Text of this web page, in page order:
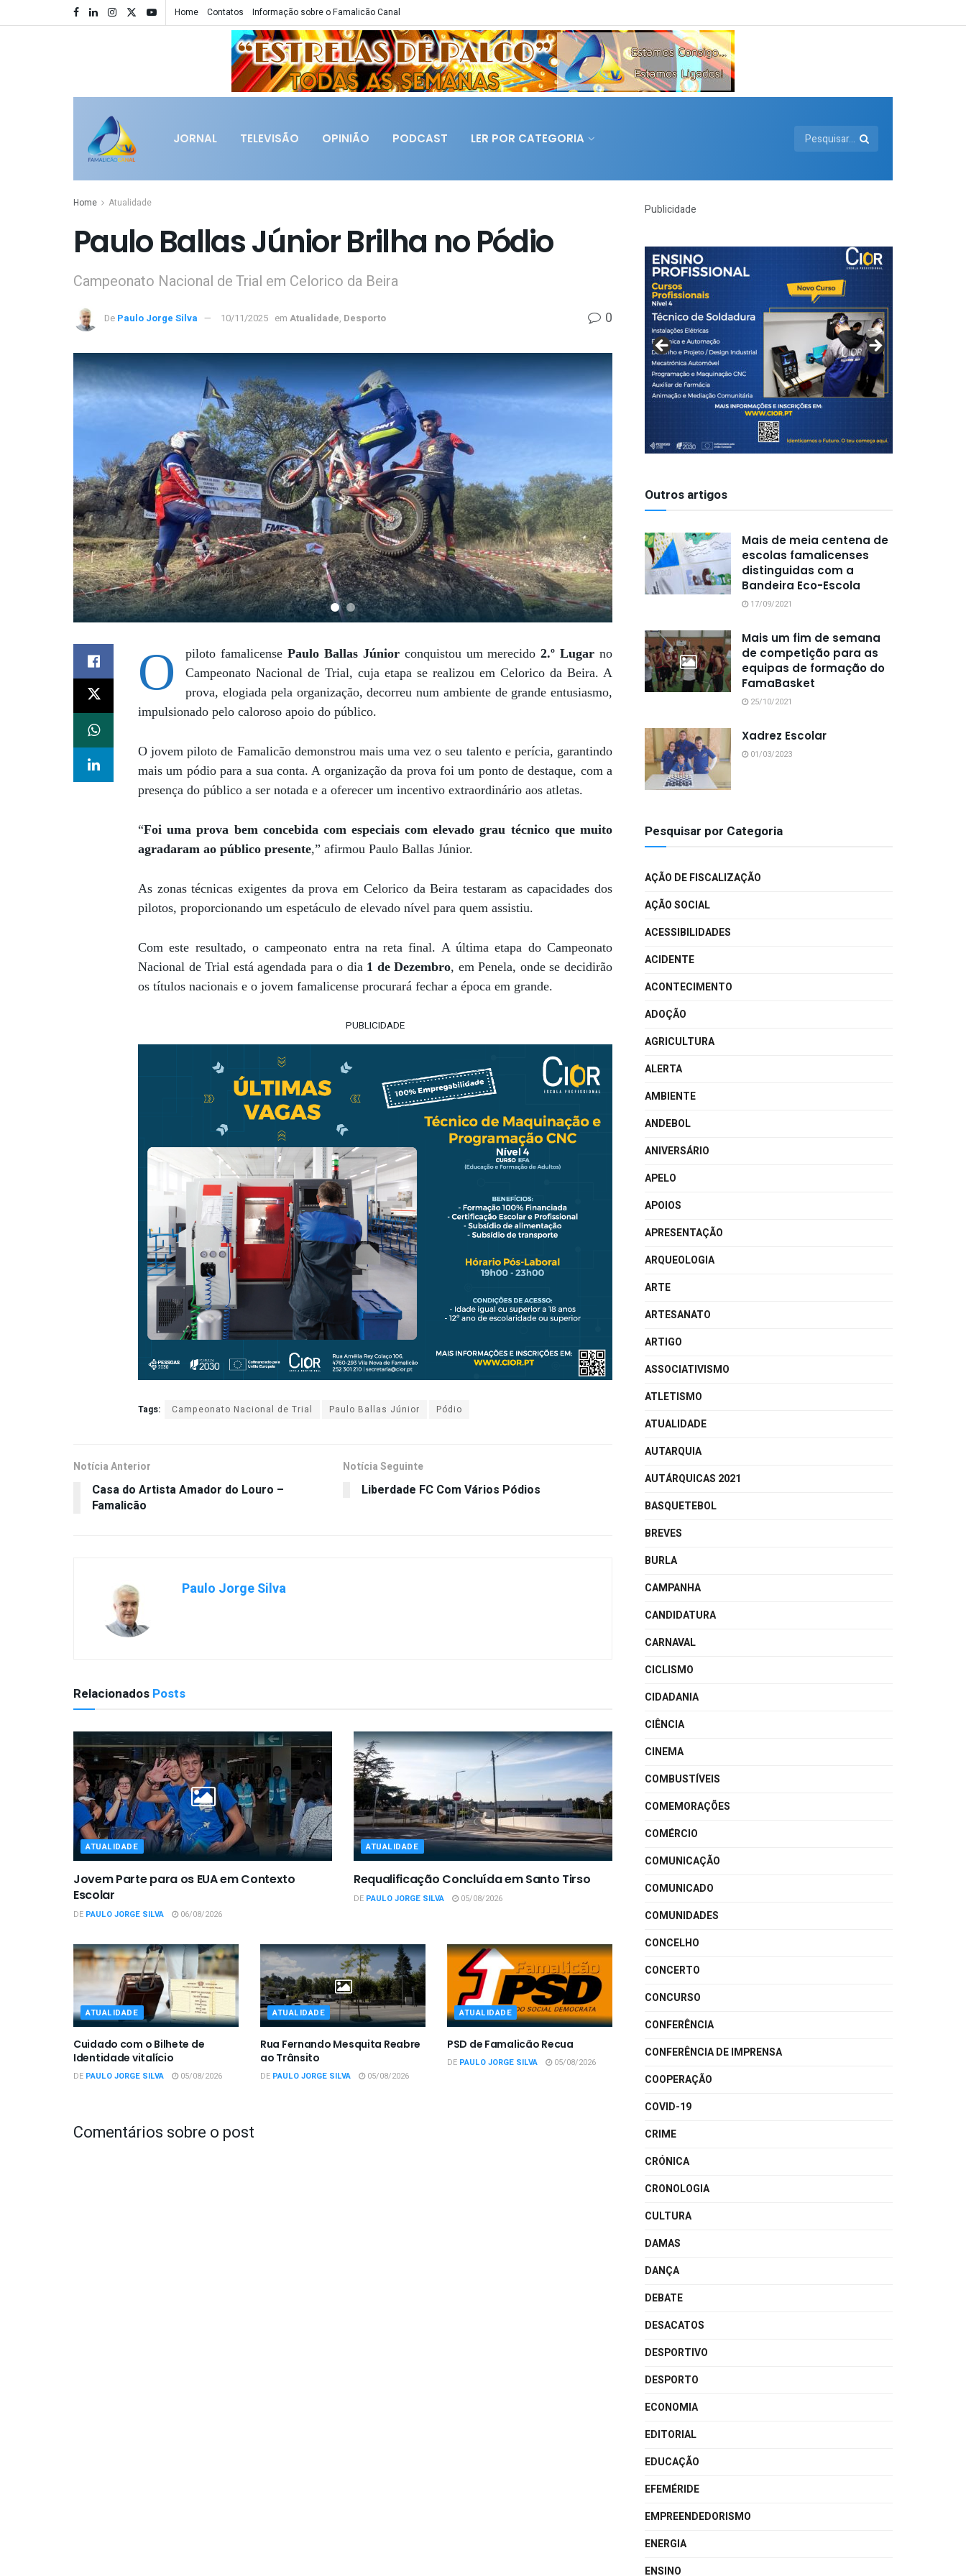
Home Contatos Informação sobre o Famalicão Canal
JORNAL TELEVISÃO OPINIÃO PODCAST LER POR CATEGORIA
Home Atualidade
Paulo Ballas Júnior Brilha no Pódio
Campeonato Nacional de Trial em Celorico da Beira
De Paulo Jorge Silva 10/11/2025 em Atualidade, Desporto 0
O piloto famalicensePaulo Ballas Júniorconquistou um merecido2.º Lugar no
Campeonato Nacional de Trial, cuja etapa se realizou em Celorico da Beira. A
prova, elogiada pela organização, decorreu num ambiente de grande entusiasmo,
impulsionado pelo caloroso apoio do público.
O jovem piloto de Famalicão demonstrou mais uma vez o seu talento e perícia, garantindo
mais um pódio para a sua conta. A organização da prova foi um ponto de destaque, com a
presença do público a ser notada e a oferecer um incentivo extraordinário aos atletas.
“Foi uma prova bem concebida com especiais com elevado grau técnico que muito
agradaram ao público presente,” afirmou Paulo Ballas Júnior.
As zonas técnicas exigentes da prova em Celorico da Beira testaram as capacidades dos
pilotos, proporcionando um espetáculo de elevado nível para quem assistiu.
Com este resultado, o campeonato entra na reta final. A última etapa do Campeonato
Nacional de Trial está agendada para o dia 1 de Dezembro, em Penela, onde se decidirão
os títulos nacionais e o jovem famalicense procurará fechar a época em grande.
PUBLICIDADE
Tags: Campeonato Nacional de Trial Paulo Ballas Júnior Pódio
Notícia Anterior
Casa do Artista Amador do Louro –
Famalicão
Notícia Seguinte
Liberdade FC Com Vários Pódios
Paulo Jorge Silva
Relacionados Posts
ATUALIDADE
Jovem Parte para os EUA em Contexto
Escolar
DE PAULO JORGE SILVA 06/08/2026
ATUALIDADE
Requalificação Concluída em Santo Tirso
DE PAULO JORGE SILVA 05/08/2026
ATUALIDADE
Cuidado com o Bilhete de
Identidade vitalício
DE PAULO JORGE SILVA 05/08/2026
ATUALIDADE
Rua Fernando Mesquita Reabre
ao Trânsito
DE PAULO JORGE SILVA 05/08/2026
ATUALIDADE
PSD de Famalicão Recua
DE PAULO JORGE SILVA 05/08/2026
Comentários sobre o post
Publicidade
Outros artigos
Mais de meia centena de
escolas famalicenses
distinguidas com a
Bandeira Eco-Escola
17/09/2021
Mais um fim de semana
de competição para as
equipas de formação do
FamaBasket
25/10/2021
Xadrez Escolar
01/03/2023
Pesquisar por Categoria
AÇÃO DE FISCALIZAÇÃO
AÇÃO SOCIAL
ACESSIBILIDADES
ACIDENTE
ACONTECIMENTO
ADOÇÃO
AGRICULTURA
ALERTA
AMBIENTE
ANDEBOL
ANIVERSÁRIO
APELO
APOIOS
APRESENTAÇÃO
ARQUEOLOGIA
ARTE
ARTESANATO
ARTIGO
ASSOCIATIVISMO
ATLETISMO
ATUALIDADE
AUTARQUIA
AUTÁRQUICAS 2021
BASQUETEBOL
BREVES
BURLA
CAMPANHA
CANDIDATURA
CARNAVAL
CICLISMO
CIDADANIA
CIÊNCIA
CINEMA
COMBUSTÍVEIS
COMEMORAÇÕES
COMÉRCIO
COMUNICAÇÃO
COMUNICADO
COMUNIDADES
CONCELHO
CONCERTO
CONCURSO
CONFERÊNCIA
CONFERÊNCIA DE IMPRENSA
COOPERAÇÃO
COVID-19
CRIME
CRÓNICA
CRONOLOGIA
CULTURA
DAMAS
DANÇA
DEBATE
DESACATOS
DESPORTIVO
DESPORTO
ECONOMIA
EDITORIAL
EDUCAÇÃO
EFEMÉRIDE
EMPREENDEDORISMO
ENERGIA
ENSINO